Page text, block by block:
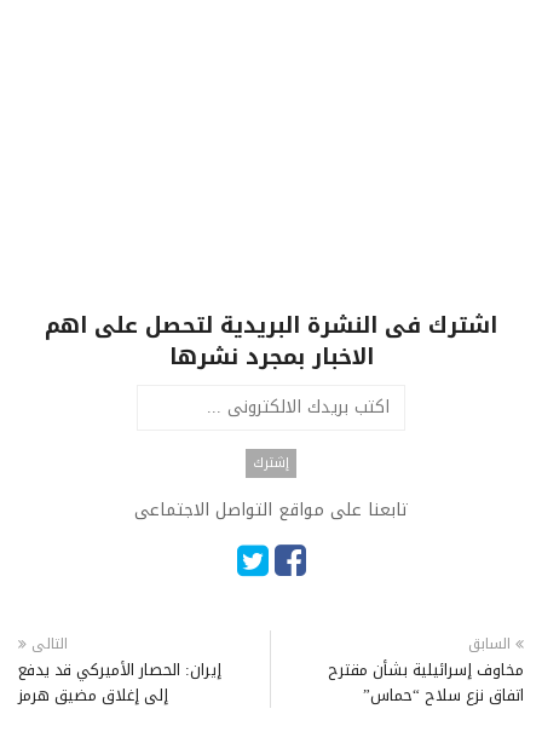
اشترك فى النشرة البريدية لتحصل على اهم
الاخبار بمجرد نشرها
تابعنا على مواقع التواصل الاجتماعى
السابق
مخاوف إسرائيلية بشأن مقترح
اتفاق نزع سلاح “حماس”
التالى
إيران: الحصار الأميركي قد يدفع
إلى إغلاق مضيق هرمز